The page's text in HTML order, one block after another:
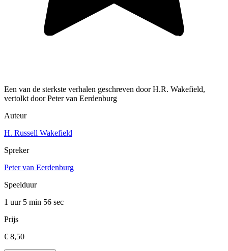
Een van de sterkste verhalen geschreven door H.R. Wakefield,
vertolkt door Peter van Eerdenburg
Auteur
H. Russell Wakefield
Spreker
Peter van Eerdenburg
Speelduur
1 uur 5 min 56 sec
Prijs
€ 8,50